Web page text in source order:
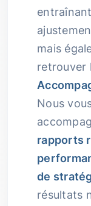
mais
retrouver
Nous
rapports
de
résultats